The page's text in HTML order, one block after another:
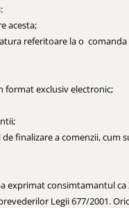
acesta;
referitoare la o
format exclusiv electronic;
finalizare a comenzii, cum
exprimat consimtamantul
Legii 677/2001.